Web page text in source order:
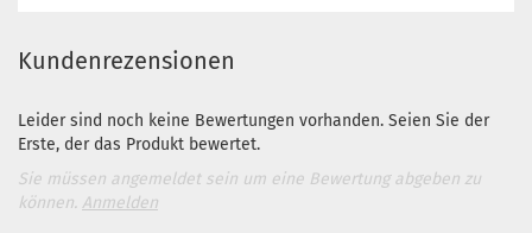
Kundenrezensionen
Leider sind noch keine Bewertungen vorhanden. Seien Sie der
Erste, der das Produkt bewertet.
Sie müssen angemeldet sein um eine Bewertung abgeben zu
können. Anmelden